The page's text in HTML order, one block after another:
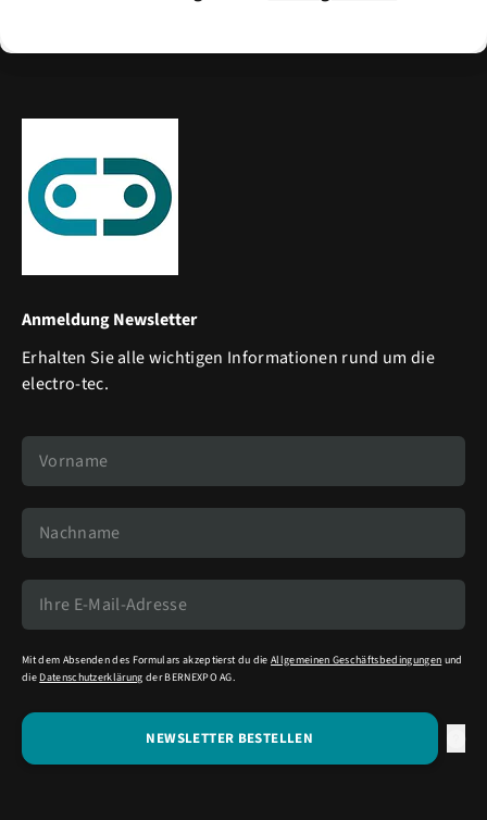
Anmeldung Newsletter
Erhalten Sie alle wichtigen Informationen rund um die
electro-tec.
Mit dem Absenden des Formulars akzeptierst du dieAllgemeinen Geschäftsbedingungen und
die Datenschutzerklärung der BERNEXPO AG.